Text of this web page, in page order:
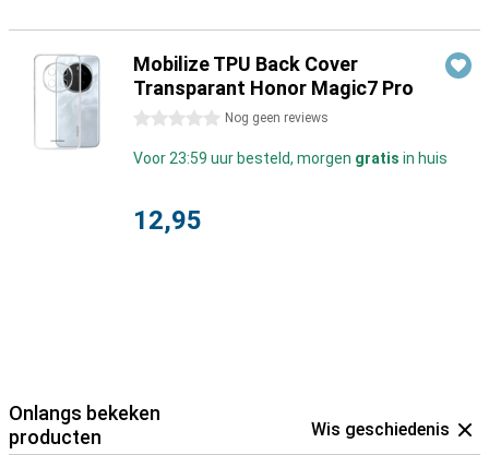
Mobilize TPU Back Cover
Transparant Honor Magic7 Pro
0 sterren Nog geen reviews
Voor 23:59 uur besteld, morgen gratis in huis
12,95
Onlangs bekeken
producten
Wis geschiedenis